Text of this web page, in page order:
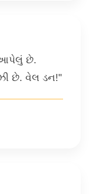
આપેલું છે.
છે. વેલ ડન!"